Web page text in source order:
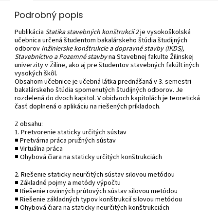
Podrobný popis
Publikácia Statika stavebných konštrukcií 2je vysokoškolská
učebnica určená študentom bakalárskeho štúdia študijných
odborov Inžinierske konštrukcie a dopravné stavby (IKDS),
Stavebníctvo a Pozemné stavbyna Stavebnej fakulte Žilinskej
univerzity v Žiline, ako aj pre študentov stavebných fakúlt iných
vysokých škôl.
Obsahom učebnice je učebná látka prednášaná v 3. semestri
bakalárskeho štúdia spomenutých študijných odborov. Je
rozdelená do dvoch kapitol. V obidvoch kapitolách je teoretická
časť doplnená o aplikáciu na riešených príkladoch.
Z obsahu:
1. Pretvorenie staticky určitých sústav
■ Pretvárna práca pružných sústav
■ Virtuálna práca
■ Ohybová čiara na staticky určitých konštrukciách
2. Riešenie staticky neurčitých sústav silovou metódou
■ Základné pojmy a metódy výpočtu
■ Riešenie rovinných prútových sústav silovou metódou
■ Riešenie základných typov konštrukcií silovou metódou
■ Ohybová čiara na staticky neurčitých konštrukciách